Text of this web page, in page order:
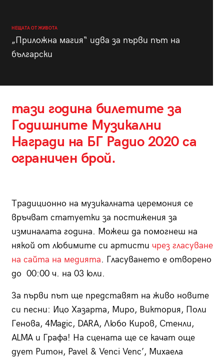
НЕЩАТА ОТ ЖИВОТА
„Приложна магия“ идва за първи път на
български
тази година билетите за
Годишните Музикални
Награди на БГ Радио 2020 са
ограничен брой.
Традиционно на музикалната церемония се
връчват статуетки за постижения за
изминалата година. Можеш да помогнеш на
някой от любимите си артисти чрез гласуване
на сайта на медията. Гласуването е отворено
до 00:00 ч. на 03 юли.
За първи път ще представят на живо новите
си песни: Ицо Хазарта, Миро, Виктория, Поли
Генова, 4Magic, DARA, Любо Киров, Стенли,
ALMA и Графа! На сцената ще се качат още
дует Ритон, Pavel & Venci Venc’, Михаела